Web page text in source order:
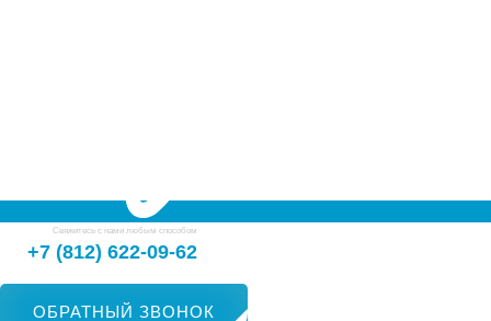
Свяжитесь с нами любым способом
+7 (812) 622-09-62
ОБРАТНЫЙ ЗВОНОК